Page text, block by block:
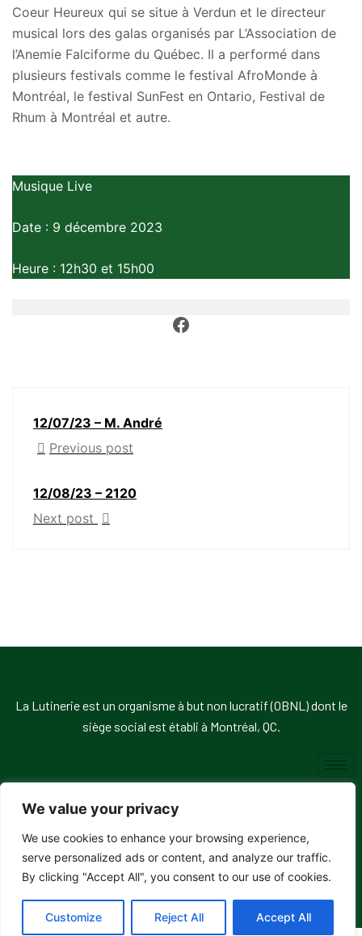
We value your privacy
We use cookies to enhance your browsing experience,
serve personalized ads or content, and analyze our traffic.
By clicking "Accept All", you consent to our use of cookies.
Customize Reject All Accept All
Coeur Heureux qui se situe à Verdun et le directeur
musical lors des galas organisés par L’Association de
l’Anemie Falciforme du Québec. Il a performé dans
plusieurs festivals comme le festival AfroMonde à
Montréal, le festival SunFest en Ontario, Festival de
Rhum à Montréal et autre.
Musique Live
Date : 9 décembre 2023
Heure : 12h30 et 15h00
12/07/23 – M. André
Previous post
12/08/23 – 2120
Next post
La Lutinerie est un organisme à but non lucratif (OBNL) dont le
siège social est établi à Montréal, QC.
© 2026, La Lutinerie. Tous droits réservés.